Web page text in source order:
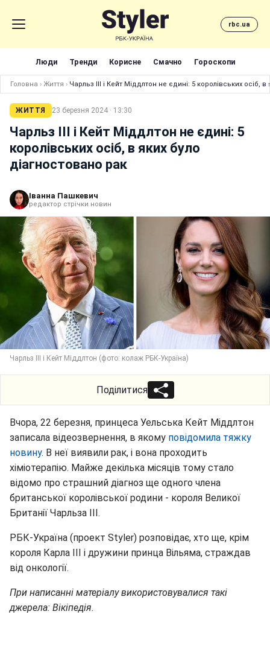
rbc.ua
Люди Тренди Корисне Смачно Гороскопи
Головна › Життя › Чарльз III і Кейт Міддлтон не єдині: 5 королівських осіб,
ЖИТТЯ 23 березня 2024 · 13:30
Чарльз III і Кейт Міддлтон не єдині: 5
королівських осіб, в яких було
діагностовано рак
Іванна Пашкевич
редактор стрічки новин
Чарльз III і Кейт Міддлтон (фото: колаж РБК-Україна)
Поділитися
Вчора, 22 березня, принцеса Уельська Кейт Міддлтон
записала відеозвернення, в якому повідомила тяжку
новину. В неї виявили рак, і вона проходить
хіміотерапію. Майже декілька місяців тому стало
відомо про страшний діагноз ще одного члена
британської королівської родини - короля Великої
Британії Чарльза III.
РБК-Україна (проект Styler) розповідає, хто ще, крім
короля Карла III і дружини принца Вільяма, страждав
від онкології.
При написанні матеріалу використовувалися такі
джерела: Вікіпедія.